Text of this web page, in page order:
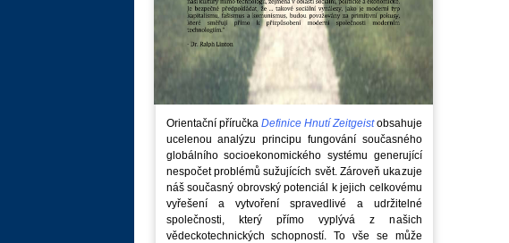
Orientační příručka Definice Hnutí Zeitgeistobsahuje
ucelenou analýzu principu fungování současného
globálního socioekonomického systému generující
nespočet problémů sužujících svět. Zároveň ukazuje
náš současný obrovský potenciál k jejich celkovému
vyřešení a vytvoření spravedlivé a udržitelné
společnosti, který přímo vyplývá z našich
vědeckotechnických schopností. To vše se může